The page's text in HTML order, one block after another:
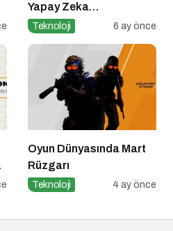
Yapay Zeka
Gastronomiyi Nasıl
Teknoloji 6 ay önce
Oyun Dünyasında Mart
Rüzgarı
Teknoloji 4 ay önce